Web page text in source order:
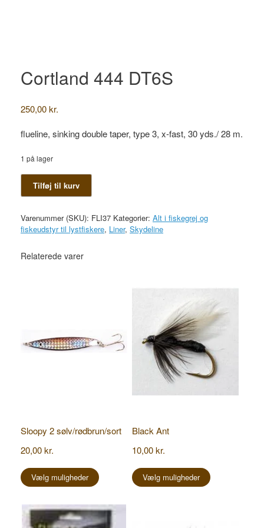
Cortland 444 DT6S
250,00kr.
flueline, sinking double taper, type 3, x-fast, 30 yds./ 28 m.
1 på lager
Cortland
antal
Tilføj til kurv
Varenummer (SKU): FLI37 Kategorier: Alt i fiskegrej og
fiskeudstyr til lystfiskere, Liner, Skydeline
Relaterede varer
Sloopy 2 sølv/rødbrun/sort
20,00kr.
Vælg muligheder
vare
varianter.
Mulighederne
Black Ant
10,00kr.
Vælg muligheder
vare